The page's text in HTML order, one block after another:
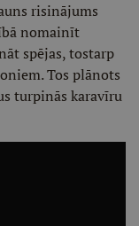
risinājums
nomainīt
spējas, tostarp
Tos plānots
turpinās karavīru